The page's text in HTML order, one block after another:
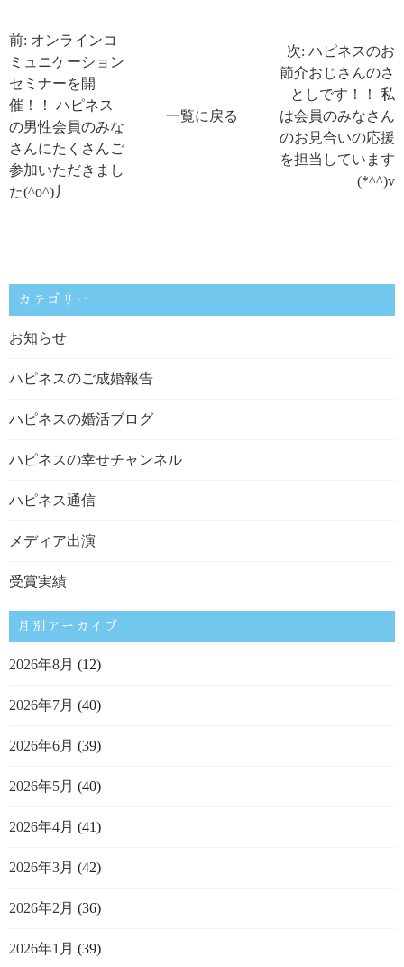
前: オンラインコ
ミュニケーション
セミナーを開
催！！ ハピネス
の男性会員のみな
さんにたくさんご
参加いただきまし
た(^o^)丿
一覧に戻る
次: ハピネスのお
節介おじさんのさ
としです！！ 私
は会員のみなさん
のお見合いの応援
を担当しています
(*^^)v
カテゴリー
お知らせ
ハピネスのご成婚報告
ハピネスの婚活ブログ
ハピネスの幸せチャンネル
ハピネス通信
メディア出演
受賞実績
月別アーカイブ
2026年8月 (12)
2026年7月 (40)
2026年6月 (39)
2026年5月 (40)
2026年4月 (41)
2026年3月 (42)
2026年2月 (36)
2026年1月 (39)